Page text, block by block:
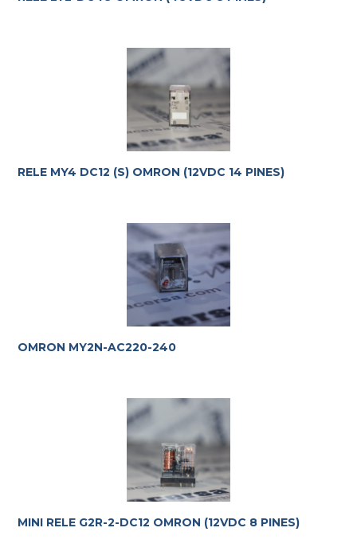
RELE MY4 DC12 (S) OMRON (12VDC 14 PINES)
OMRON MY2N-AC220-240
MINI RELE G2R-2-DC12 OMRON (12VDC 8 PINES)